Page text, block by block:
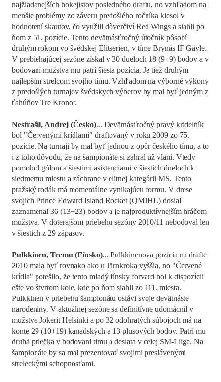
najžiadanejších hokejistov posledného draftu, no vzhľadom na
menšie problémy zo záveru predošlého ročníka klesol v
hodnotení skautov, čo využili dôverčiví Red Wings a siahli po
ňom z 51. pozície. Tento devätnásťročný útočník pôsobí
druhým rokom vo švédskej Elitserien, v tíme Brynäs IF Gävle.
V prebiehajúcej sezóne získal v 30 dueloch 18 (9+9) bodov a v
bodovaní mužstva mu patrí šiesta pozícia. Je tiež druhým
najlepším strelcom svojho tímu. Vzhľadom na výborné výkony
z predošlých turnajov švédskych výberov by mal byť jedným z
ťahúňov Tre Kronor.
Nestrašil, Andrej (Česko)... Devätnásťročný pravý krídelník
bol "Červenými krídlami" draftovaný v roku 2009 zo 75.
pozície. Na turnaji by mal byť jednou z opôr českého tímu, a to
i z toho dôvodu, že na šampionáte si zahral už vlani. Vtedy
pomohol gólom a šiestimi asistenciami v šiestich dueloch k
siedmemu miestu a záchrane v elitnej kategórii MS. Tento
pražský rodák má momentálne vynikajúcu formu. V drese
svojich Prince Edward Island Rocket (QMJHL) dosiaľ
zaznamenal 36 (13+23) bodov a je najproduktívnejším hráčom
mužstva. V doterajšom priebehu sezóny 2010/11 nebodoval len
v šiestich z 29 zápasov.
Pulkkinen, Teemu (Fínsko)... Pulkkinenova pozícia na drafte
2010 mala byť rovnako ako u Järnkroka vyššia, no "Červené
krídla" potešilo, že tento mladý fínsky forvard bol k dispozícii
ešte vo štvrtom kole, kde po ňom siahli zo 111. miesta.
Pulkkinen v priebehu šampionátu oslávi svoje devätnáste
narodeniny. V aktuálnej sezóne sa definitívne udomácnil v
mužstve Jokerit Helsinki a po 32 odohratých súbojoch má na
konte 29 (10+19) kanadských a 13 plusových bodov. Patrí mu
druhá priečka v bodovaní tímu a desiata v celej SM-Liige. Na
šampionáte by sa mal prezentovať svojimi preslávenými
streleckými schopnosťami.